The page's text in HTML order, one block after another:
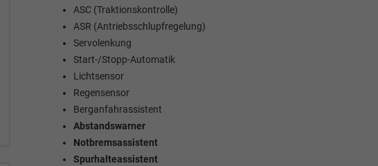
ASC (Traktionskontrolle)
ASR (Antriebsschlupfregelung)
Servolenkung
Start-/Stopp-Automatik
Lichtsensor
Regensensor
Berganfahrassistent
Abstandswarner
Notbremsassistent
Spurhalteassistent